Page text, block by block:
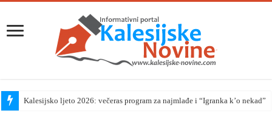
Kalesijsko ljeto 2026: večeras program za najmlađe i “Igranka k’o nekad”